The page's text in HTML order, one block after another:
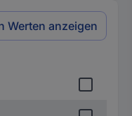
Werten anzeigen